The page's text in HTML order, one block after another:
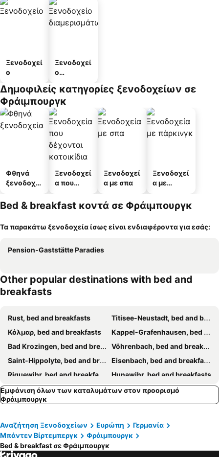
Ξενοδοχεί
ο
Ξενοδοχεί
ο
άτων
Δημοφιλείς κατηγορίες ξενοδοχείων σε
Φράιμπουργκ
Φθηνά
ξενοδοχεί
Ξενοδοχεί
α που
κατοικίδι
Ξενοδοχεί
α με σπα
Ξενοδοχεί
α με
Bed & breakfast κοντά σε Φράιμπουργκ
Τα παρακάτω ξενοδοχεία ίσως είναι ενδιαφέροντα για εσάς:
Pension-Gaststätte Paradies
Other popular destinations with bed and
breakfasts
Rust, bed and breakfasts
Titisee-Neustadt, bed and breakfasts
Κόλμαρ, bed and breakfasts
Kappel-Grafenhausen, bed and breakfasts
Bad Krozingen, bed and breakfasts
Vöhrenbach, bed and breakfasts
Saint-Hippolyte, bed and breakfasts
Eisenbach, bed and breakfasts
Riquewihr, bed and breakfasts
Hunawihr, bed and breakfasts
Lenzkirch, bed and breakfasts
Breitnau, bed and breakfasts
Müllheim, bed and breakfasts Niedermorschwihr, bed and breakfasts
Schluchsee, bed and breakfasts
Triberg, bed and breakfasts
Rhinau, bed and breakfasts
Εμφάνιση όλων των καταλυμάτων στον προορισμό
Φράιμπουργκ
Αναζήτηση Ξενοδοχείων Ευρώπη
Γερμανία
Μπάντεν Βίρτεμπεργκ
Φράιμπουργκ
Bed & breakfast σε Φράιμπουργκ